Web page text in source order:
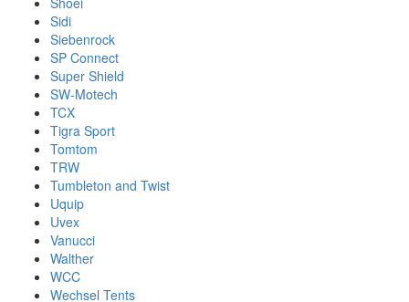
Sidi
Siebenrock
SP Connect
Super Shield
SW-Motech
TCX
Tigra Sport
Tomtom
TRW
Tumbleton and Twist
Uquip
Uvex
Vanucci
Walther
WCC
Wechsel Tents